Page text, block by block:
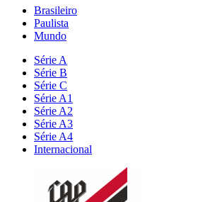
Brasileiro
Paulista
Mundo
Série A
Série B
Série C
Série A1
Série A2
Série A3
Série A4
Internacional